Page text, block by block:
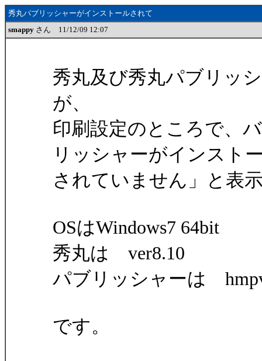
秀丸パブリッシャーがインストールされて
smappy さん 11/12/09 12:07
秀丸及び秀丸パブリッ
が、
印刷設定のところで、
リッシャーがインスト
されていません」と表
OSはWindows7 64bit
秀丸は ver8.10
パブリッシャーは
です。